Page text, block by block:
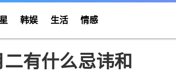
韩娱 生活 情感
有什么忌讳和